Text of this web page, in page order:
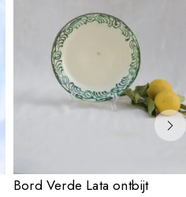
Bord Verde Lata ontbijt